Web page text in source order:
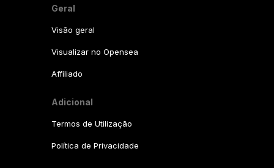
Geral
Visão geral
Visualizar no Opensea
Affiliado
Adicional
Termos de Utilização
Política de Privacidade